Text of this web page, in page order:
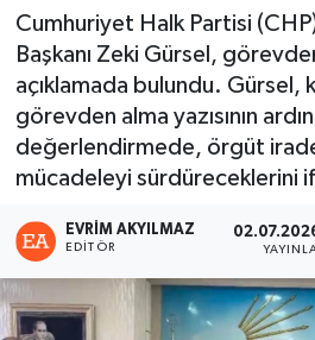
Cumhuriyet Halk Partisi
Başkanı Zeki Gürsel,
açıklamada bulundu. Gürsel,
görevden alma yazısının
değerlendirmede, örgüt
mücadeleyi sürdüreceklerini
EVRIM AKYILMAZ
EDITÖR
Haber Arşivi